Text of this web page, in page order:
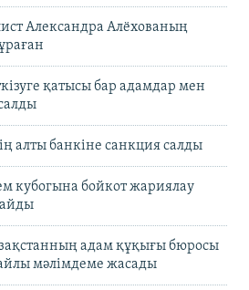
Александра Алёхованың
қатысы бар адамдар мен
алты банкіне санкция салды
кубогына бойкот жариялау
адам құқығы бюросы
мәлімдеме жасады